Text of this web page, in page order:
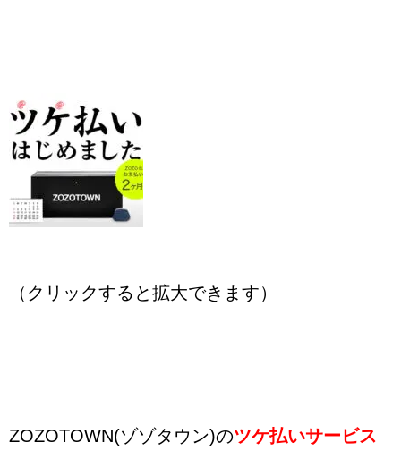
（クリックすると拡大できます）
ZOZOTOWN(ゾゾタウン)のツケ払いサービス